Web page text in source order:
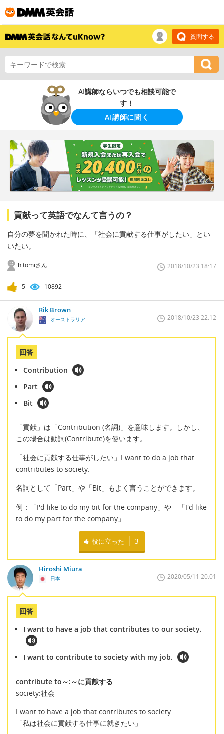
質問する
AI講師ならいつでも相談可能で
す！
AI講師に聞く
貢献って英語でなんて言うの？
自分の夢を聞かれた時に、「社会に貢献する仕事がしたい」とい
いたい。
hitomiさん 2018/10/23 18:17
5 10892
Rik Brown
オーストラリア 2018/10/23 22:12
回答
Contribution
Part
Bit
「貢献」は「Contribution (名詞)」を意味します。しかし、
この場合は動詞(Contribute)を使います。
「社会に貢献する仕事がしたい」I want to do a job that
contributes to society.
名詞として「Part」や「Bit」もよく言うことができます。
例：「I'd like to do my bit for the company」や 「I'd like
to do my part for the company」
役に立った 3
Hiroshi Miura
日本 2020/05/11 20:01
回答
I want to have a job that contributes to our society.
I want to contribute to society with my job.
contribute to～:～に貢献する
society:社会
I want to have a job that contributes to society.
「私は社会に貢献する仕事に就きたい」